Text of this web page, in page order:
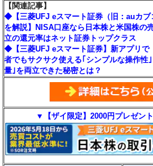
【関連記事】
◆【三菱UFJ eスマート証券（旧：auカブ
を解説】NISA口座なら日本株と米国株の
立の還元率はネット証券トップクラス
◆【三菱UFJ eスマート証券】新アプリで
者でもサクサク使える｢シンプルな操作性
量｣を両立できた秘密とは？
▼【ザイ限定】2000円プレゼン